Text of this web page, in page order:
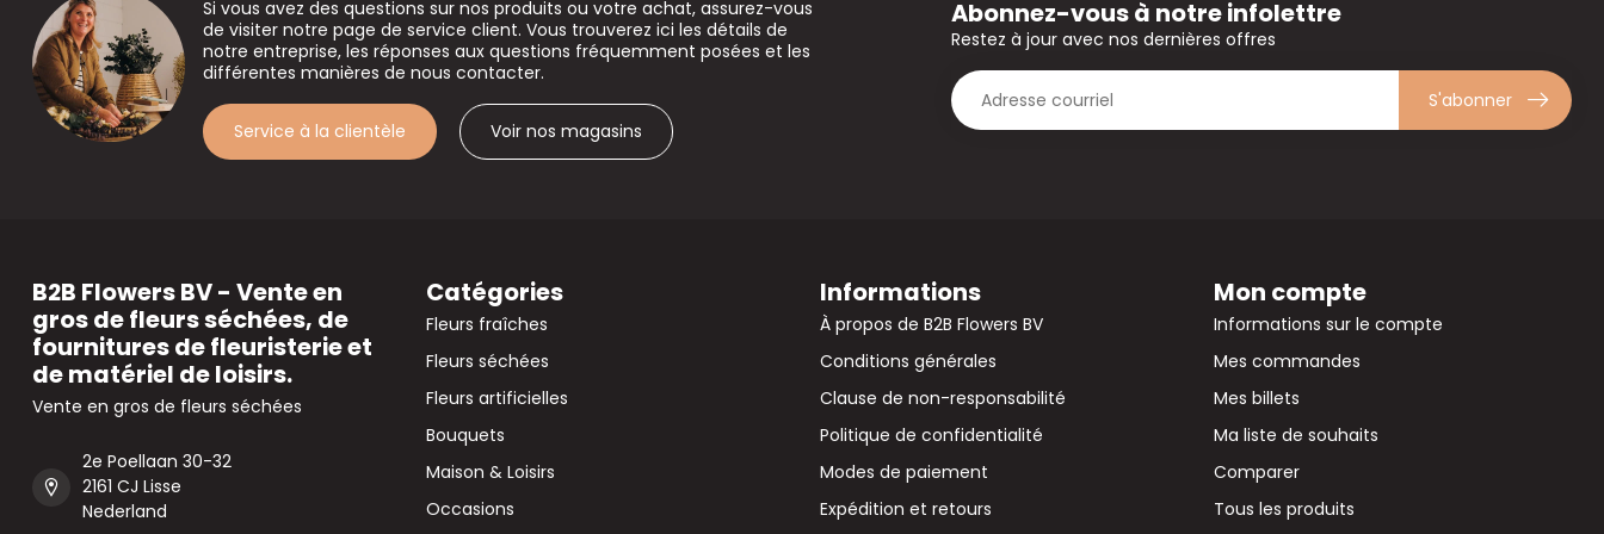
Si vous avez des questions sur nos produits ou votre achat, assurez-vous
de visiter notre page de service client. Vous trouverez ici les détails de
notre entreprise, les réponses aux questions fréquemment posées et les
différentes manières de nous contacter.
Service à la clientèle Voir nos magasins
Abonnez-vous à notre infolettre
Restez à jour avec nos dernières offres
S'abonner
B2B Flowers BV - Vente en
gros de fleurs séchées, de
fournitures de fleuristerie et
de matériel de loisirs.
Vente en gros de fleurs séchées
2e Poellaan 30-32
2161 CJ Lisse
Nederland
Catégories
Fleurs fraîches
Fleurs séchées
Fleurs artificielles
Bouquets
Maison & Loisirs
Occasions
Informations
À propos de B2B Flowers BV
Conditions générales
Clause de non-responsabilité
Politique de confidentialité
Modes de paiement
Expédition et retours
Mon compte
Informations sur le compte
Mes commandes
Mes billets
Ma liste de souhaits
Comparer
Tous les produits